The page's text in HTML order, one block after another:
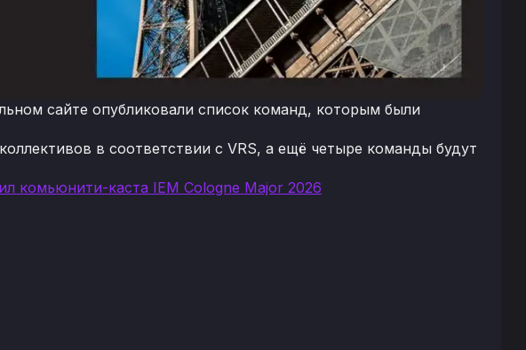
сайте опубликовали список команд, которым были
в соответствии с VRS, а ещё четыре команды будут
комьюнити-каста IEM Cologne Major 2026